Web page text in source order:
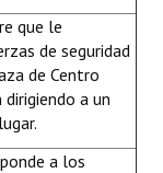
que le
de seguridad
de Centro
a un
a los